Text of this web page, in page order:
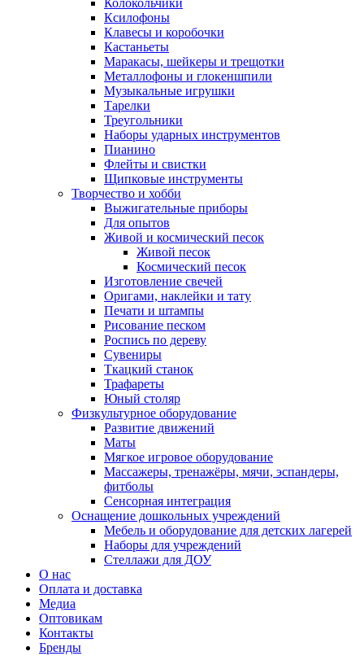
Колокольчики
Ксилофоны
Клавесы и коробочки
Кастаньеты
Маракасы, шейкеры и трещотки
Металлофоны и глокеншпили
Музыкальные игрушки
Тарелки
Треугольники
Наборы ударных инструментов
Пианино
Флейты и свистки
Щипковые инструменты
Творчество и хобби
Выжигательные приборы
Для опытов
Живой и космический песок
Живой песок
Космический песок
Изготовление свечей
Оригами, наклейки и тату
Печати и штампы
Рисование песком
Роспись по дереву
Сувениры
Ткацкий станок
Трафареты
Юный столяр
Физкультурное оборудование
Развитие движений
Маты
Мягкое игровое оборудование
Массажеры, тренажёры, мячи, эспандеры,
фитболы
Сенсорная интеграция
Оснащение дошкольных учреждений
Мебель и оборудование для детских лагерей
Наборы для учреждений
Стеллажи для ДОУ
О нас
Оплата и доставка
Медиа
Оптовикам
Контакты
Бренды